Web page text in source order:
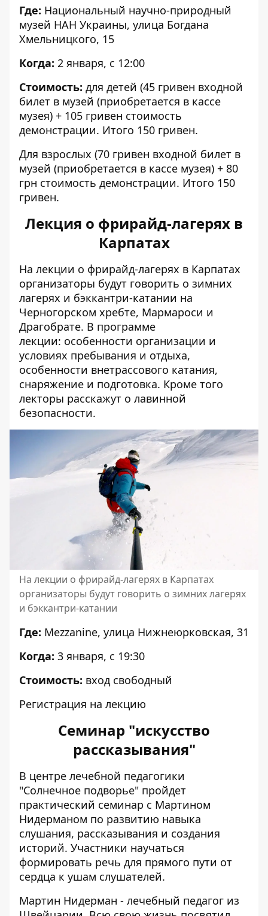
Где: Национальный научно-природный
музей НАН Украины, улица Богдана
Хмельницкого, 15
Когда: 2 января, с 12:00
Стоимость: для детей (45 гривен входной
билет в музей (приобретается в кассе
музея) + 105 гривен стоимость
демонстрации. Итого 150 гривен.
Для взрослых (70 гривен входной билет в
музей (приобретается в кассе музея) + 80
грн стоимость демонстрации. Итого 150
гривен.
Лекция о фрирайд-лагерях в
Карпатах
На лекции о фрирайд-лагерях в Карпатах
организаторы будут говорить о зимних
лагерях и бэккантри-катании на
Черногорском хребте, Мармароси и
Драгобрате. В программе
лекции: особенности организации и
условиях пребывания и отдыха,
особенности внетрассового катания,
снаряжение и подготовка. Кроме того
лекторы расскажут о лавинной
безопасности.
На лекции о фрирайд-лагерях в Карпатах
организаторы будут говорить о зимних лагерях
и бэккантри-катании
Где: Mezzanine, улица Нижнеюрковская, 31
Когда: 3 января, с 19:30
Стоимость: вход свободный
Регистрация на лекцию
Семинар "искусство
рассказывания"
В центре лечебной педагогики
"Солнечное подворье" пройдет
практический семинар с Мартином
Нидерманом по развитию навыка
слушания, рассказывания и создания
историй. Участники научаться
формировать речь для прямого пути от
сердца к ушам слушателей.
Мартин Нидерман - лечебный педагог из